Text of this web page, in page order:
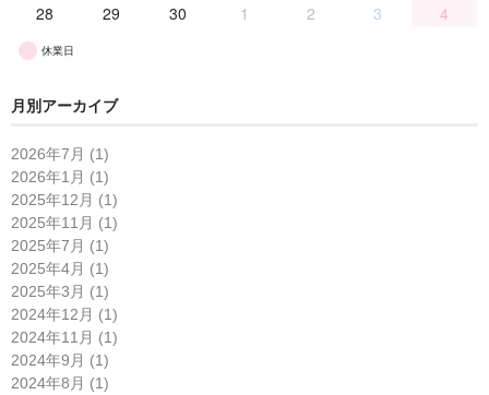
28
29 30 1 2 3 4
休業日
月別アーカイブ
2026年7月 (1)
2026年1月 (1)
2025年12月 (1)
2025年11月 (1)
2025年7月 (1)
2025年4月 (1)
2025年3月 (1)
2024年12月 (1)
2024年11月 (1)
2024年9月 (1)
2024年8月 (1)